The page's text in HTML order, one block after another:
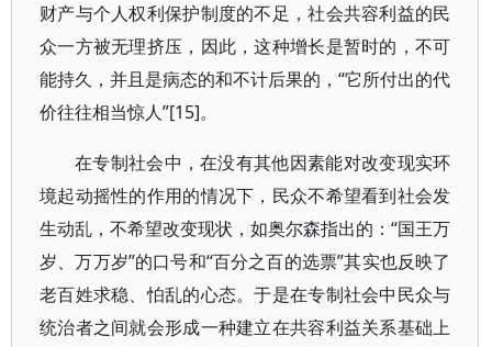
财产与个人权利保护制度的不足，社会共容利益的民
众一方被无理挤压，因此，这种增长是暂时的，不可
能持久，并且是病态的和不计后果的，“它所付出的代
价往往相当惊人”[15]。
在专制社会中，在没有其他因素能对改变现实环
境起动摇性的作用的情况下，民众不希望看到社会发
生动乱，不希望改变现状，如奥尔森指出的：“国王万
岁、万万岁”的口号和“百分之百的选票”其实也反映了
老百姓求稳、怕乱的心态。于是在专制社会中民众与
统治者之间就会形成一种建立在共容利益关系基础上